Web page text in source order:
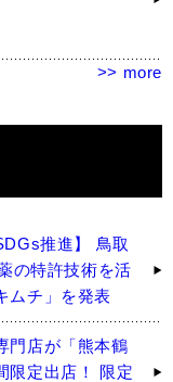
>> more
推進】 鳥取
の特許技術を活
ムチ」を発表
門店が「熊本鶴
限定出店！ 限定